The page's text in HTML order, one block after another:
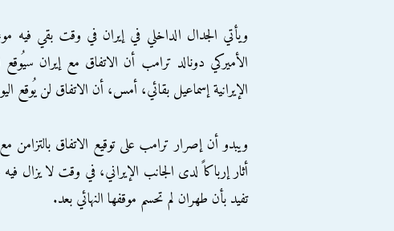
ويأتي الجدال الداخلي في إيران في وقت بقي فيه
الأميركي دونالد ترامب أن الاتفاق مع إيران
الإيرانية إسماعيل بقائي، أمس، أن الاتفاق لن يُوقع
ويبدو أن إصرار ترامب على توقيع الاتفاق بالتزامن مع
أثار إرباكاً لدى الجانب الإيراني، في وقت لا يزال
تفيد بأن طهران لم تحسم موقفها النهائي بعد.